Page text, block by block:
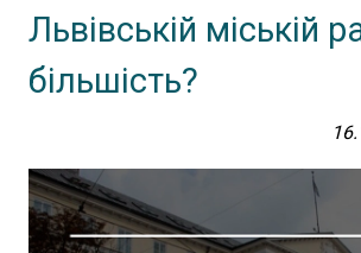
Львівській міській
більшість?